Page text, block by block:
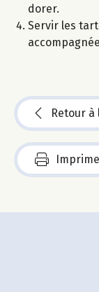
dorer.
Servir les
Retour à